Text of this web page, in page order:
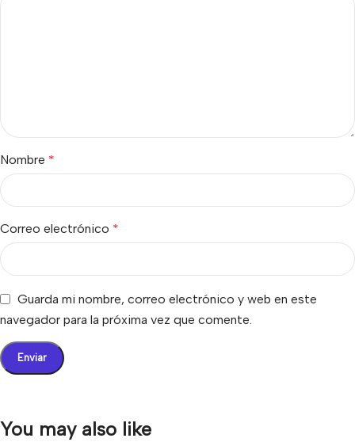
Nombre *
Correo electrónico *
Guarda mi nombre, correo electrónico y web en este
navegador para la próxima vez que comente.
You may also like